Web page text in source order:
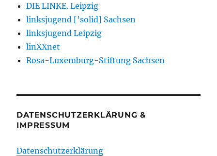
DIE LINKE. Leipzig
linksjugend ['solid] Sachsen
linksjugend Leipzig
linXXnet
Rosa-Luxemburg-Stiftung Sachsen
DATENSCHUTZERKLÄRUNG &
IMPRESSUM
Datenschutzerklärung